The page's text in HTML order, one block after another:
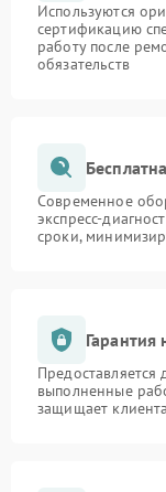
Используются
сертификацию
работу после
обязательств
Современное
экспресс-
сроки,
Гарантия
выполненные
защищает